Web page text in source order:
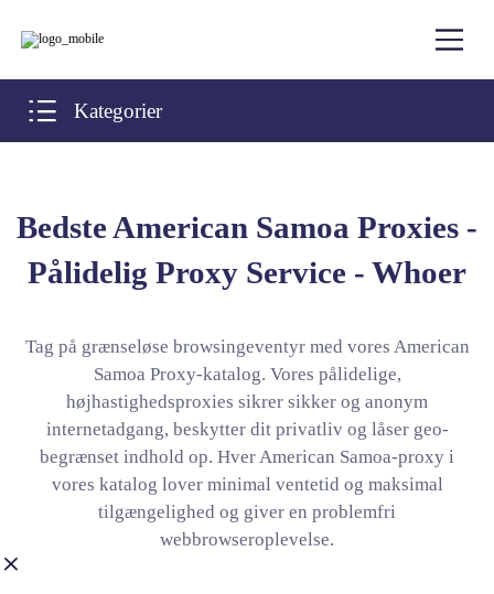
Bedste American Samoa Proxies -
Pålidelig Proxy Service - Whoer
Tag på grænseløse browsingeventyr med vores American
Samoa Proxy-katalog. Vores pålidelige,
højhastighedsproxies sikrer sikker og anonym
internetadgang, beskytter dit privatliv og låser geo-
begrænset indhold op. Hver American Samoa-proxy i
vores katalog lover minimal ventetid og maksimal
tilgængelighed og giver en problemfri
webbrowseroplevelse.
Kategorier